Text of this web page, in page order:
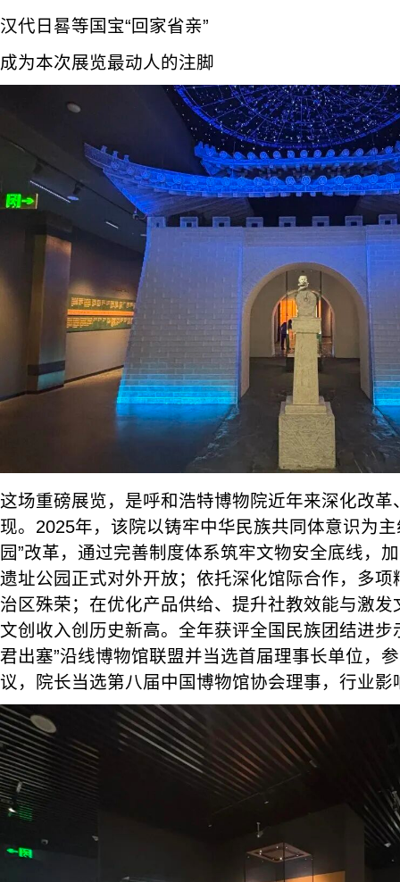
汉代日晷等国宝“回家省亲”
成为本次展览最动人的注脚
这场重磅展览，是呼和浩特博物院近年来深化改
现。2025年，该院以铸牢中华民族共同体意识为主
园”改革，通过完善制度体系筑牢文物安全底线，
遗址公园正式对外开放；依托深化馆际合作，多
治区殊荣；在优化产品供给、提升社教效能与激
文创收入创历史新高。全年获评全国民族团结进步
君出塞”沿线博物馆联盟并当选首届理事长单位，
议，院长当选第八届中国博物馆协会理事，行业影